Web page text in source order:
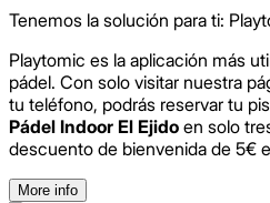
Tenemos la solución para ti:
Playtomic es la aplicación más
pádel. Con solo visitar nuestra
tu teléfono, podrás reservar tu
Pádel Indoor El Ejido en solo
descuento de bienvenida de 5€
More info